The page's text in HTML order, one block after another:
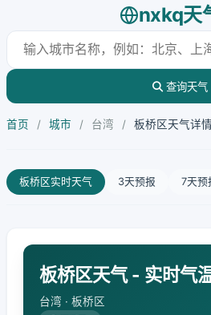
nxkq天
查询天气
首页 / 城市 / 台湾 / 板桥区天气详情
板桥区实时天气 3天预报 7天预
板桥区天气 - 实时气
台湾 · 板桥区